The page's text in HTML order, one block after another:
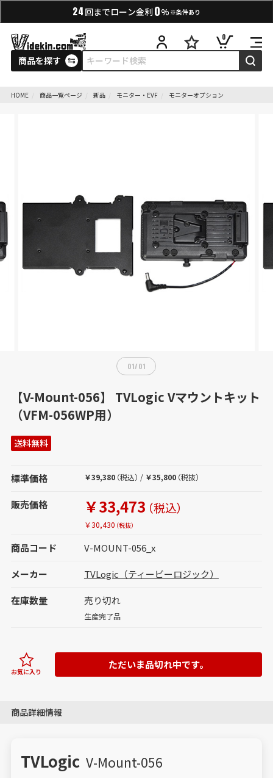
24 回までローン金利 0% ※条件あり
商品を探す
0
HOME 商品一覧ページ 新品 モニター・EVF モニターオプション
01/01
【V-Mount-056】 TVLogic Vマウントキット
（VFM-056WP用）
送料無料
標準価格 ￥39,380 （税込） / ￥35,800 （税抜）
販売価格 ￥33,473 （税込）
￥30,430 （税抜）
商品コード V-MOUNT-056_x
メーカー TVLogic（ティービーロジック）
在庫数量 売り切れ
生産完了品
ただいま品切れ中です。
お気に入り
商品詳細情報
TVLogic V-Mount-056